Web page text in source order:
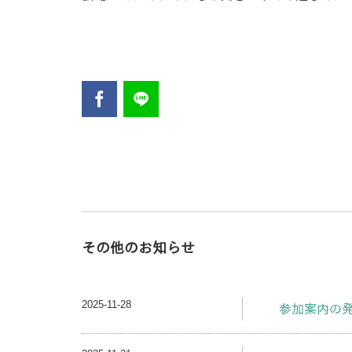
その他のお知らせ
2025-11-28 参加案内の